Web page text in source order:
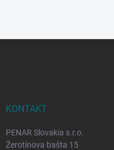
KONTAKT
PENAR Slovakia s.r.o.
Žerotínova bašta 15